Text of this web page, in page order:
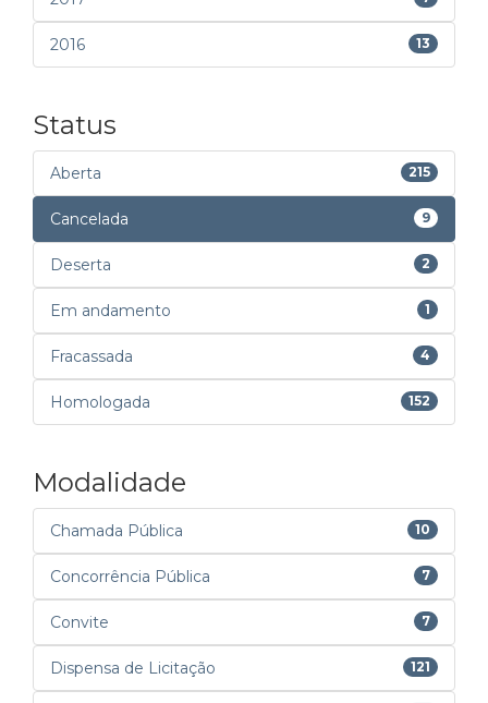
2016 13
Status
Aberta 215
Cancelada 9
Deserta 2
Em andamento 1
Fracassada 4
Homologada 152
Modalidade
Chamada Pública 10
Concorrência Pública 7
Convite 7
Dispensa de Licitação 121